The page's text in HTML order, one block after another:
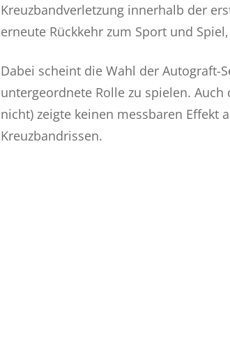
Kreuzbandverletzung innerhalb der
erneute Rückkehr zum Sport und
Dabei scheint die Wahl der Autograft-
untergeordnete Rolle zu spielen.
nicht) zeigte keinen messbaren Effekt
Kreuzbandrissen.